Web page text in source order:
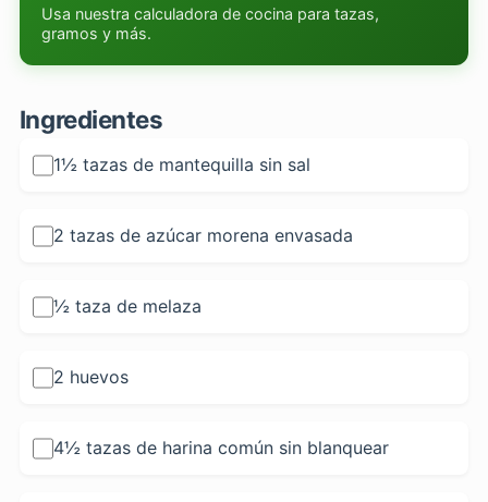
Usa nuestra calculadora de cocina para tazas,
gramos y más.
Ingredientes
1½ tazas de mantequilla sin sal
2 tazas de azúcar morena envasada
½ taza de melaza
2 huevos
4½ tazas de harina común sin blanquear